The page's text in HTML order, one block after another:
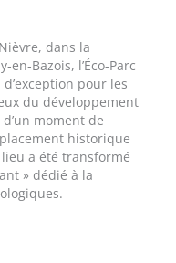
dans la
l’Éco-Parc
pour les
du développement
moment de
historique
a été transformé
» dédié à la